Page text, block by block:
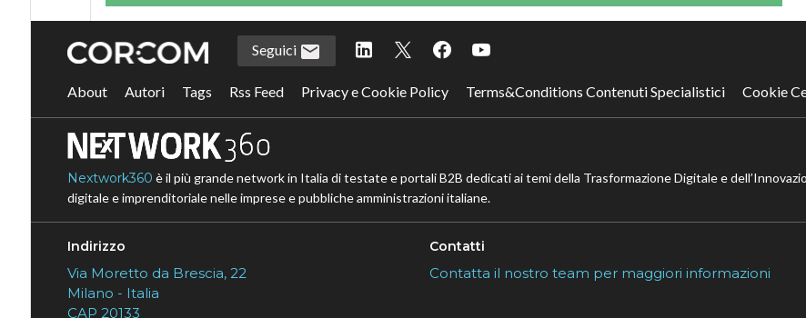
Seguici
About Autori Tags Rss Feed Privacy e Cookie Policy Terms&Conditions Contenuti Specialistici Cookie
Nextwork360 è il più grande network in Italia di testate e portali B2B dedicati ai temi della Trasformazione Digitale e
digitale e imprenditoriale nelle imprese e pubbliche amministrazioni italiane.
Indirizzo
Via Moretto da Brescia, 22
Milano - Italia
CAP 20133
Contatti
Contatta il nostro team per maggiori informazioni